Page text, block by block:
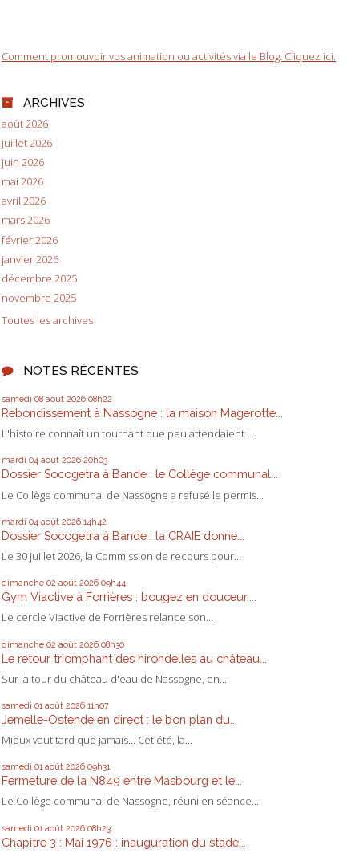
Comment promouvoir vos animation ou activités via le Blog. Cliquez ici.
ARCHIVES
août 2026
juillet 2026
juin 2026
mai 2026
avril 2026
mars 2026
février 2026
janvier 2026
décembre 2025
novembre 2025
Toutes les archives
NOTES RÉCENTES
samedi 08 août 2026 08h22
Rebondissement à Nassogne : la maison Magerotte...
L'histoire connaît un tournant que peu attendaient....
mardi 04 août 2026 20h03
Dossier Socogetra à Bande : le Collège communal...
Le Collège communal de Nassogne a refusé le permis...
mardi 04 août 2026 14h42
Dossier Socogetra à Bande : la CRAIE donne...
Le 30 juillet 2026, la Commission de recours pour...
dimanche 02 août 2026 09h44
Gym Viactive à Forrières : bougez en douceur,...
Le cercle Viactive de Forrières relance son...
dimanche 02 août 2026 08h30
Le retour triomphant des hirondelles au château...
Sur la tour du château d'eau de Nassogne, en...
samedi 01 août 2026 11h07
Jemelle-Ostende en direct : le bon plan du...
Mieux vaut tard que jamais... Cet été, la...
samedi 01 août 2026 09h31
Fermeture de la N849 entre Masbourg et le...
Le Collège communal de Nassogne, réuni en séance...
samedi 01 août 2026 08h23
Chapitre 3 : Mai 1976 : inauguration du stade...